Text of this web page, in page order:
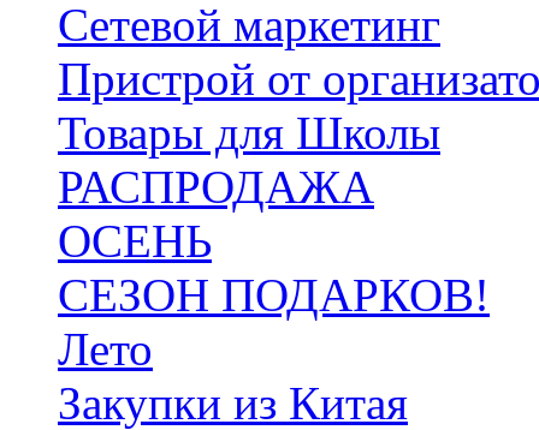
Сетевой маркетинг
Пристрой от
Товары для Школы
РАСПРОДАЖА
ОСЕНЬ
СЕЗОН ПОДАРКОВ!
Лето
Закупки из Китая